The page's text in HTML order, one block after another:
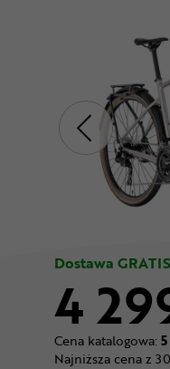
Nowości
Superoferta
Dostawa GRATIS
4
Cena katalogowa:
Najniższa cena z